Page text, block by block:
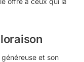
et son